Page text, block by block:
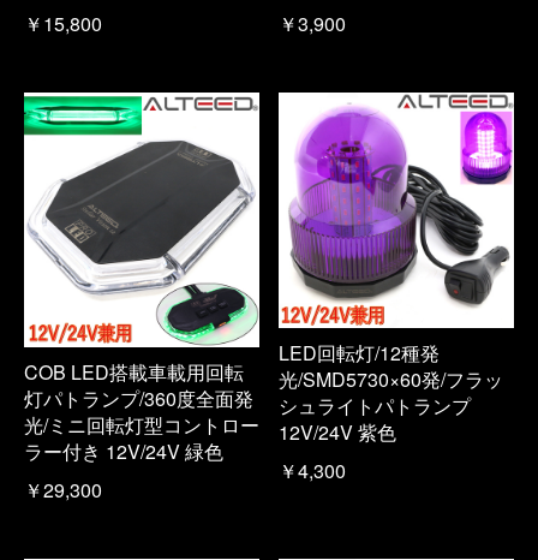
￥15,800
￥3,900
COB LED搭載車載用回転
灯パトランプ/360度全面発
光/ミニ回転灯型コントロー
ラー付き 12V/24V 緑色
￥29,300
LED回転灯/12種発
光/SMD5730×60発/フラッ
シュライトパトランプ
12V/24V 紫色
￥4,300